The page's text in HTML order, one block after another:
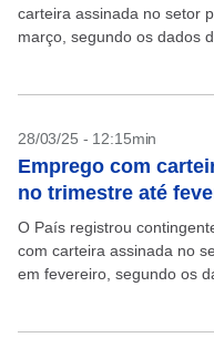
carteira assinada no setor
março, segundo os dados
28/03/25 - 12:15min
Emprego com
no trimestre até
O País registrou
com carteira assinada no
em fevereiro, segundo os